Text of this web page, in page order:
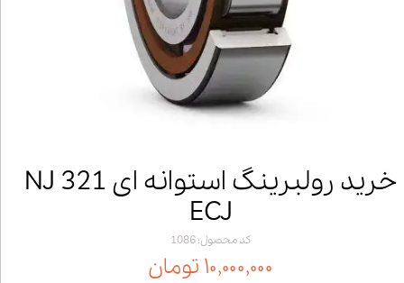
خرید رولبرینگ استوانه ای NJ 321
ECJ
کد محصول: 1086
۱۰,۰۰۰,۰۰۰ تومان